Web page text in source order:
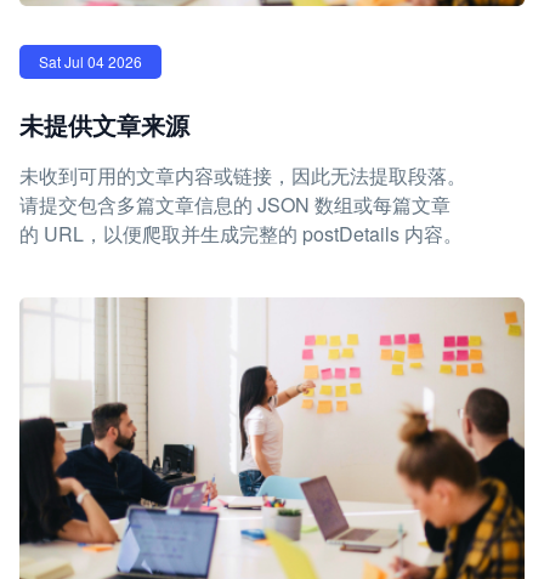
Sat Jul 04 2026
未提供文章来源
未收到可用的文章内容或链接，因此无法提取段落。
请提交包含多篇文章信息的 JSON 数组或每篇文章
的 URL，以便爬取并生成完整的 postDetails 内容。